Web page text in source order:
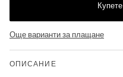
Още варианти за плащане
ОПИСАНИЕ